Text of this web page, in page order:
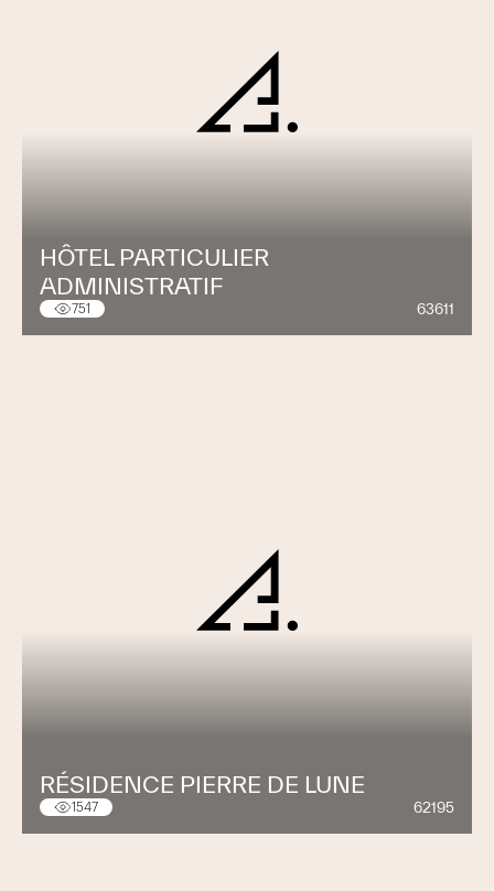
HÔTEL PARTICULIER
ADMINISTRATIF
751 63611
RÉSIDENCE PIERRE DE LUNE
1547 62195